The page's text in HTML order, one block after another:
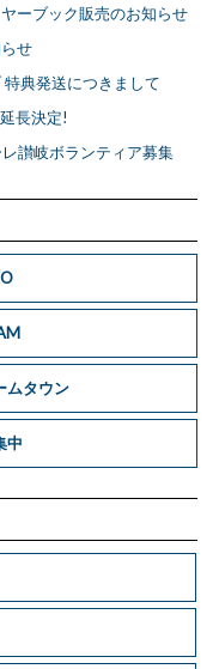
ムタウン
中
ーブック販売のお知らせ
せ
典発送につきまして
長決定!
讃岐ボランティア募集